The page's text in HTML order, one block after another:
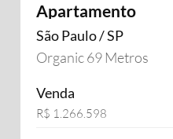
Apartamento
São Paulo / SP
Organic 69 Metros
Venda
R$ 1.266.598